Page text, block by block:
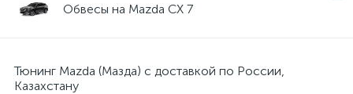
Обвесы на Mazda CX 7
Тюнинг Mazda (Мазда) с доставкой по России,
Казахстану